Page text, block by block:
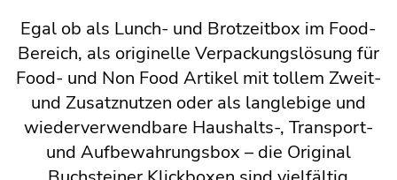
Egal ob als Lunch- und Brotzeitbox im Food-
Bereich, als originelle Verpackungslösung für
Food- und Non Food Artikel mit tollem Zweit-
und Zusatznutzen oder als langlebige und
wiederverwendbare Haushalts-, Transport-
und Aufbewahrungsbox – die Original